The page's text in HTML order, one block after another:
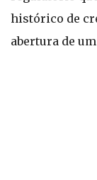
histórico de
abertura de um